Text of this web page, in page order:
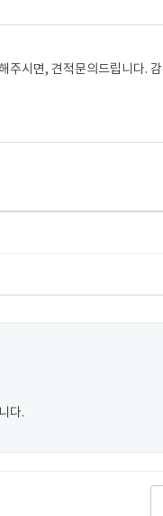
주시면, 견적문의드립니다.
다.